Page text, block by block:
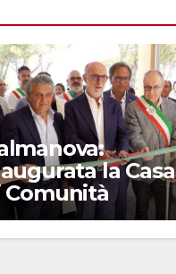
la Casa
Comunità